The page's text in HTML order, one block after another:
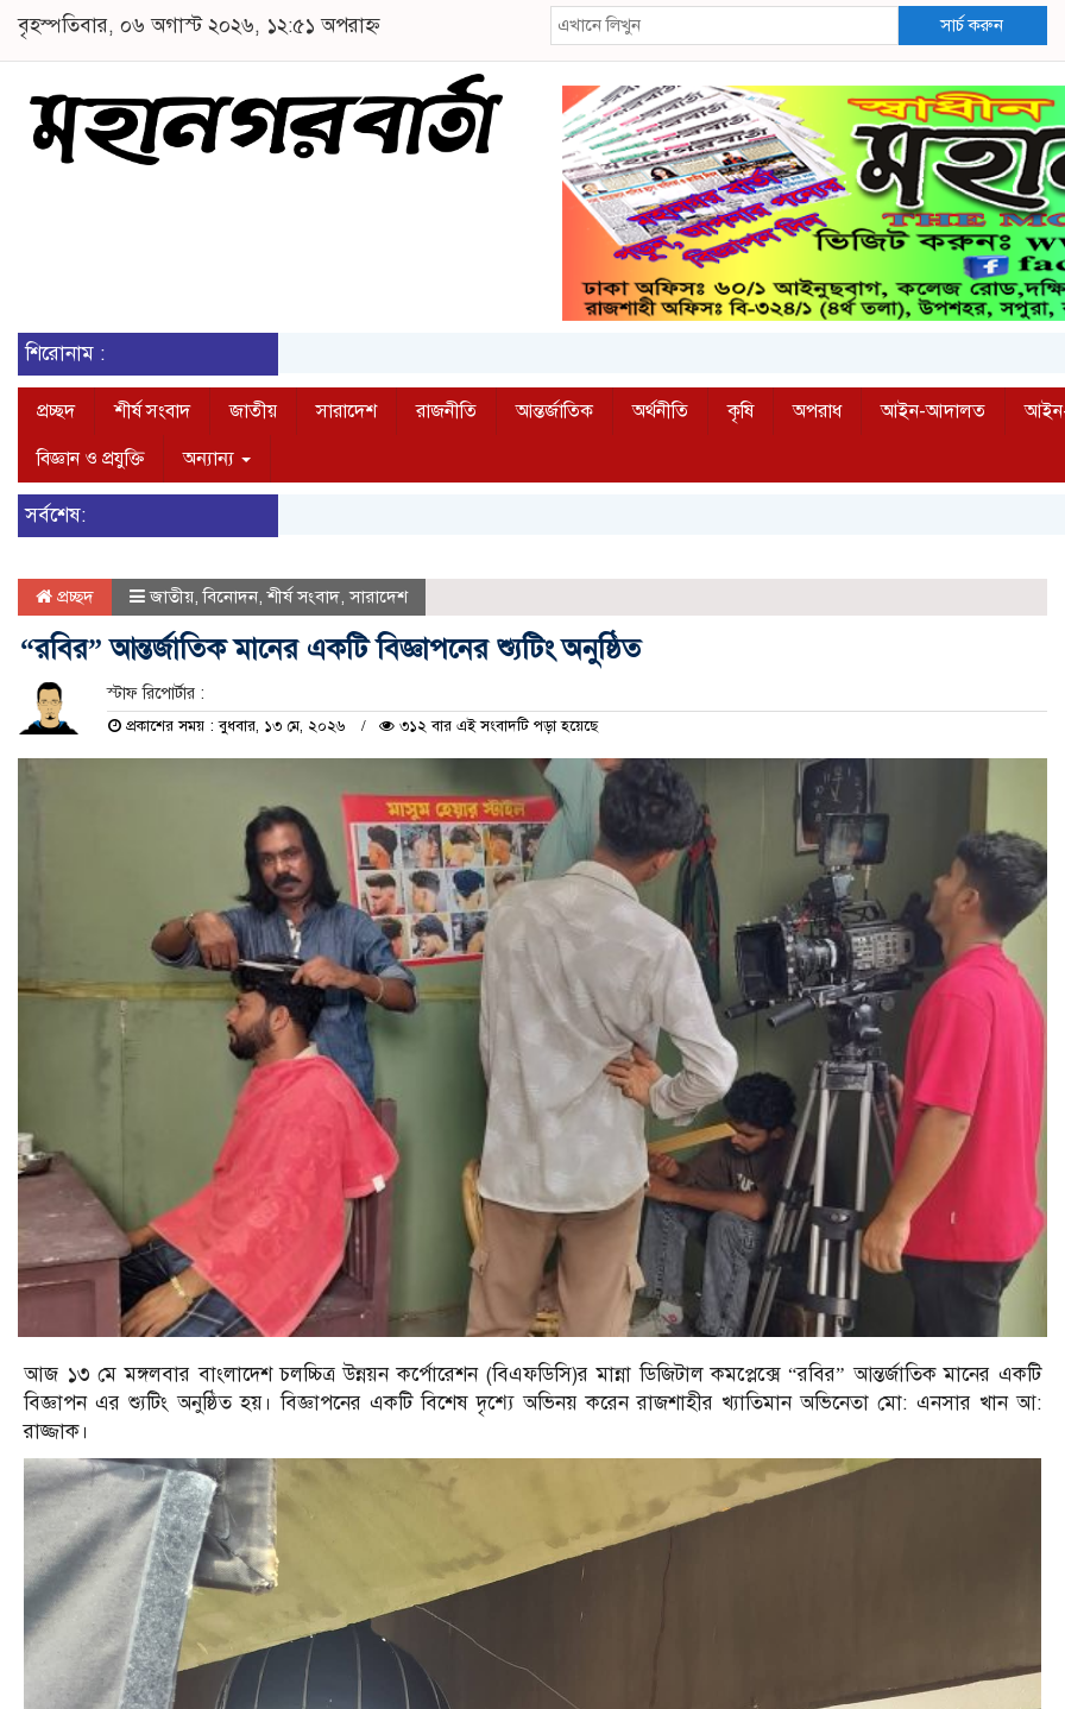
বৃহস্পতিবার, ০৬ অগাস্ট ২০২৬, ১২:৫১ অপরাহ্ন সার্চ করুন
শিরোনাম :
প্রচ্ছদ শীর্ষ সংবাদ জাতীয় সারাদেশ রাজনীতি আন্তর্জাতিক অর্থনীতি কৃষি অপরাধ আইন-আদালত
বিজ্ঞান ও প্রযুক্তি
অন্যান্য
সর্বশেষ:
প্রচ্ছদ জাতীয়,বিনোদন,শীর্ষ সংবাদ,সারাদেশ
“রবির” আন্তর্জাতিক মানের একটি বিজ্ঞাপনের শ্যুটিং অনুষ্ঠিত
স্টাফ রিপোর্টার :
প্রকাশের সময় : বুধবার, ১৩ মে, ২০২৬ ৩১২ বার এই সংবাদটি পড়া হয়েছে
আজ ১৩ মে মঙ্গলবার বাংলাদেশ চলচ্চিত্র উন্নয়ন কর্পোরেশন (বিএফডিসি)র মান্না ডিজিটাল কমপ্লেক্সে “রবির” আন্তর্জাতিক মানের একটি
বিজ্ঞাপন এর শ্যুটিং অনুষ্ঠিত হয়। বিজ্ঞাপনের একটি বিশেষ দৃশ্যে অভিনয় করেন রাজশাহীর খ্যাতিমান অভিনেতা মো: এনসার খান আ:
রাজ্জাক।